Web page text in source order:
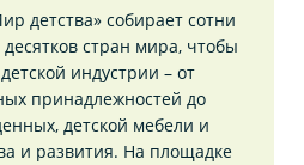
детства» собирает сотни
стран мира, чтобы
индустрии – от
принадлежностей до
детской мебели и
и развития. На площадке